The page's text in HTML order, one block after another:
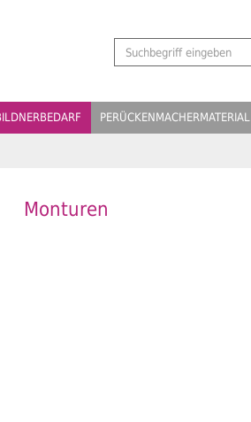
PERÜCKENMACHERMATERIAL
Monturen